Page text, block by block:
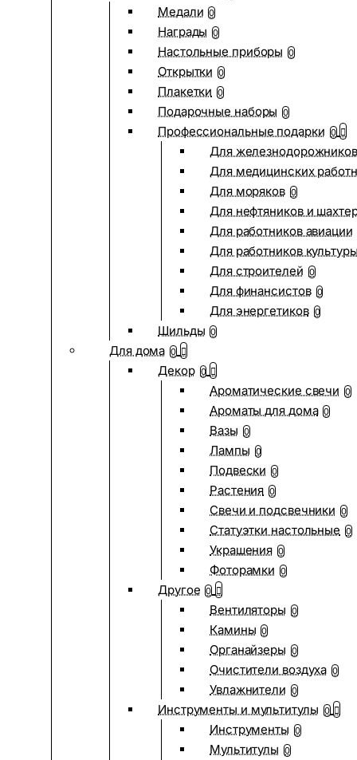
Медали 0
Награды 0
Настольные приборы 0
Открытки 0
Плакетки 0
Подарочные наборы 0
Профессиональные подарки 0
Для железнодорожников
Для медицинских
Для моряков 0
Для нефтяников и
Для работников авиации
Для работников
Для строителей 0
Для финансистов 0
Для энергетиков 0
Шильды 0
Для дома 0
Декор 0
Ароматические свечи 0
Ароматы для дома 0
Вазы 0
Лампы 0
Подвески 0
Растения 0
Свечи и подсвечники 0
Статуэтки настольные 0
Украшения 0
Фоторамки 0
Другое 0
Вентиляторы 0
Камины 0
Органайзеры 0
Очистители воздуха 0
Увлажнители 0
Инструменты и мультитулы 0
Инструменты 0
Мультитулы 0